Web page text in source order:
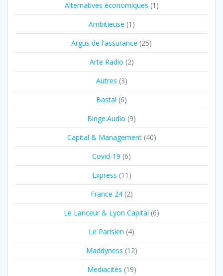
Alternatives économiques (1)
Ambitieuse (1)
Argus de l'assurance (25)
Arte Radio (2)
Autres (3)
Basta! (6)
Binge.Audio (9)
Capital & Management(40)
Covid-19 (6)
Express (11)
France 24(2)
Le Lanceur & Lyon Capital (6)
Le Parisien (4)
Maddyness (12)
Mediacités (19)